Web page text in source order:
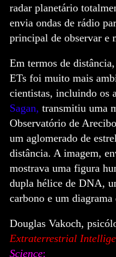
radar planetário
envia ondas de rádio
principal de observar e
Em termos de
ETs foi muito mais
cientistas, incluindo os
Sagan, transmitiu uma
Observatório de
um aglomerado de
distância. A imagem,
mostrava uma figura
dupla hélice de DNA,
carbono e um
Douglas Vakoch,
Extraterrestrial
Science: